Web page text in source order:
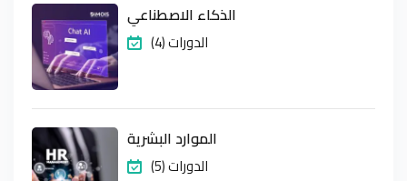
الذكاء الاصطناعي
(4) الدورات
الموارد البشرية
(5) الدورات